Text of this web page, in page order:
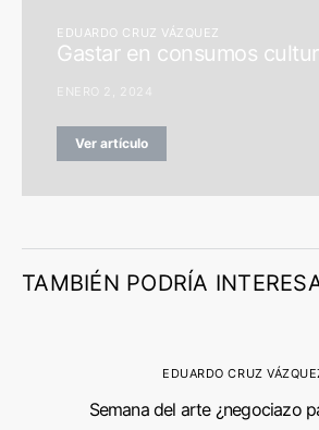
EDUARDO CRUZ VÁZQUEZ
Gastar en consumos
ENERO 2, 2024
Ver artículo
TAMBIÉN PODRÍA
EDUARDO CRUZ
Semana del arte ¿negociazo